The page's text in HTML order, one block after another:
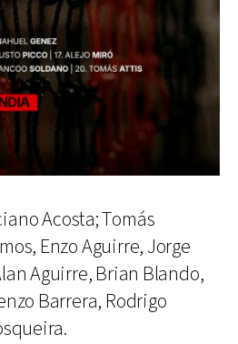
Acosta; Tomás
Enzo Aguirre, Jorge
Aguirre, Brian Blando,
Barrera, Rodrigo